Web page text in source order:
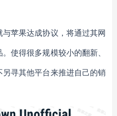
苹果达成协议，将通过其网
使得很多规模较小的翻新、
寻其他平台来推进自己的销